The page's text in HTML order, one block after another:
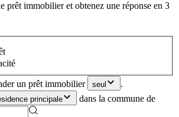
prêt immobilier et obtenez une réponse en 3
un prêt immobilier seul
.
principale dans la commune de